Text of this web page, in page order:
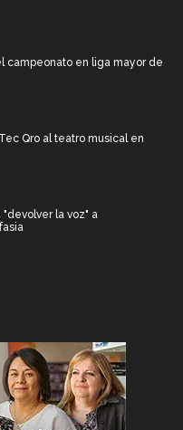
campeonato en liga mayor de
Qro al teatro musical en
la voz" a